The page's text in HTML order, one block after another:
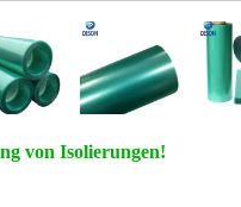
von Isolierungen!